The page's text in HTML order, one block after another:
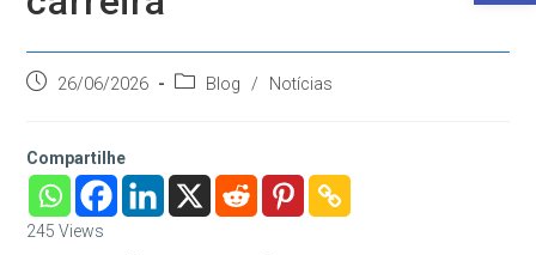
Post26/06/2026
Categoria
Blog / Notícias
Compartilhe
245 Views